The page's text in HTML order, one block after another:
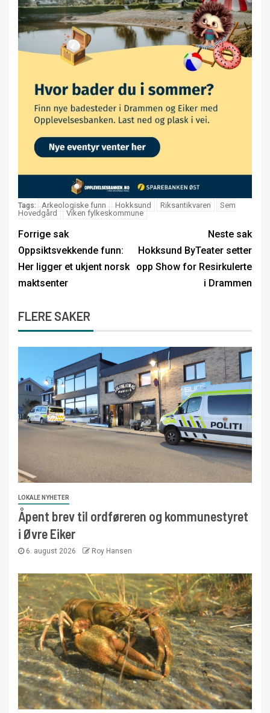
Tags: Arkeologiske funn Hokksund Riksantikvaren
Sem
Hovedgård
Viken fylkeskommune
Forrige sak
Oppsiktsvekkende funn:
Her ligger et ukjent norsk
maktsenter
Neste sak
Hokksund ByTeater setter
opp Show for Resirkulerte
i Drammen
FLERE SAKER
LOKALE NYHETER
Åpent brev til ordføreren og kommunestyret
i Øvre Eiker
6. august 2026 Roy Hansen